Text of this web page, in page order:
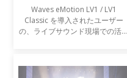
Waves eMotion LV1 / LV1
Classic を導入されたユーザー
の、ライブサウンド現場での活用